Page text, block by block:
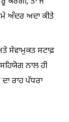
ਅੰਦਰ ਅਦਾ ਕੀਤੇ
ਸੇਵਾਮੁਕਤ ਸਟਾਫ਼
ਨਾਲ ਹੀ
ਰਾਹ ਪੱਧਰਾ